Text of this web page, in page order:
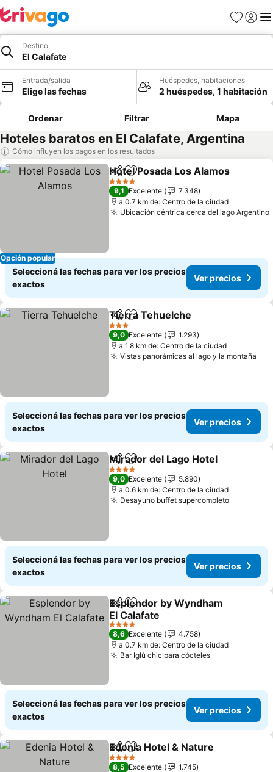
Favoritos
Iniciar
Destino
El Calafate
Entrada/salida
Elige las fechas
Huéspedes, habitaciones
2 huéspedes, 1 habitación
Ordenar Filtrar Mapa
Hoteles baratos en El Calafate, Argentina
Cómo influyen los pagos en los resultados
Opción popular
CompartirAñadir a favoritos
Hotel Posada Los Alamos
4 Estrellas
9,1 Excelente
7.348
a 0.7 km de: Centro de la ciudad
Ubicación céntrica cerca del lago Argentino
Seleccioná las fechas para ver los precios
exactos
Ver precios
Compartir
Añadir a favoritos
Tierra Tehuelche
3 Estrellas
9,0 Excelente
1.293
a 1.8 km de: Centro de la ciudad
Vistas panorámicas al lago y la montaña
Seleccioná las fechas para ver los precios
exactos
Ver precios
CompartirAñadir a favoritos
Mirador del Lago Hotel
4 Estrellas
9,0 Excelente
5.890
a 0.6 km de: Centro de la ciudad
Desayuno buffet supercompleto
Seleccioná las fechas para ver los precios
exactos
Ver precios
CompartirAñadir a favoritos
Esplendor by Wyndham
El Calafate
4 Estrellas
8,6 Excelente
4.758
a 0.7 km de: Centro de la ciudad
Bar Iglú chic para cócteles
Seleccioná las fechas para ver los precios
exactos
Ver precios
CompartirAñadir a favoritos
Edenia Hotel & Nature
4 Estrellas
8,5 Excelente
1.745